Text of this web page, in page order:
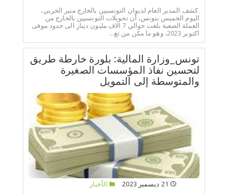
كشف المدير العام لديوان التونسيين بالخارج منير الخربي،
اليوم الخميس بتونس، أن تحويلات التونسيين بالخارج من
العملة الصعبة بلغت حوالي 7 الاف مليون دينار الى حدود موفى
اكتوبر 2023، وهو ما مكن من تغ...
تونس_وزارة المالية: بلورة خارطة طريق
لتحسين نفاذ المؤسسات الصغيرة
والمتوسطة إلى التمويل
الأخبار